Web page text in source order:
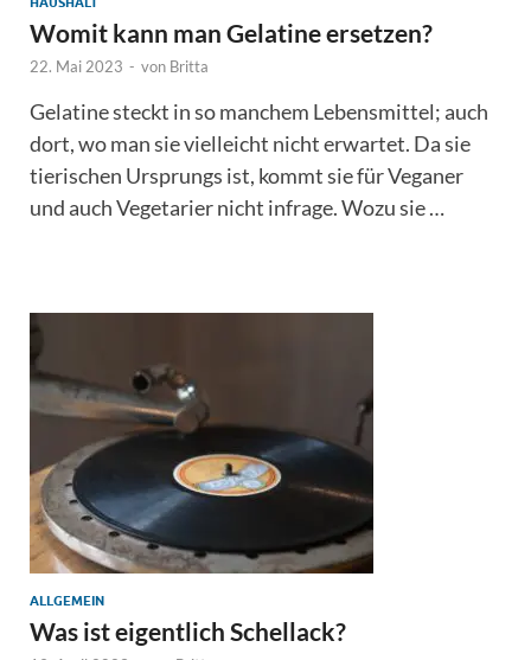
Womit kann man Gelatine ersetzen?
22. Mai 2023 - von Britta
Gelatine steckt in so manchem Lebensmittel; auch
dort, wo man sie vielleicht nicht erwartet. Da sie
tierischen Ursprungs ist, kommt sie für Veganer
und auch Vegetarier nicht infrage. Wozu sie …
ALLGEMEIN
Was ist eigentlich Schellack?